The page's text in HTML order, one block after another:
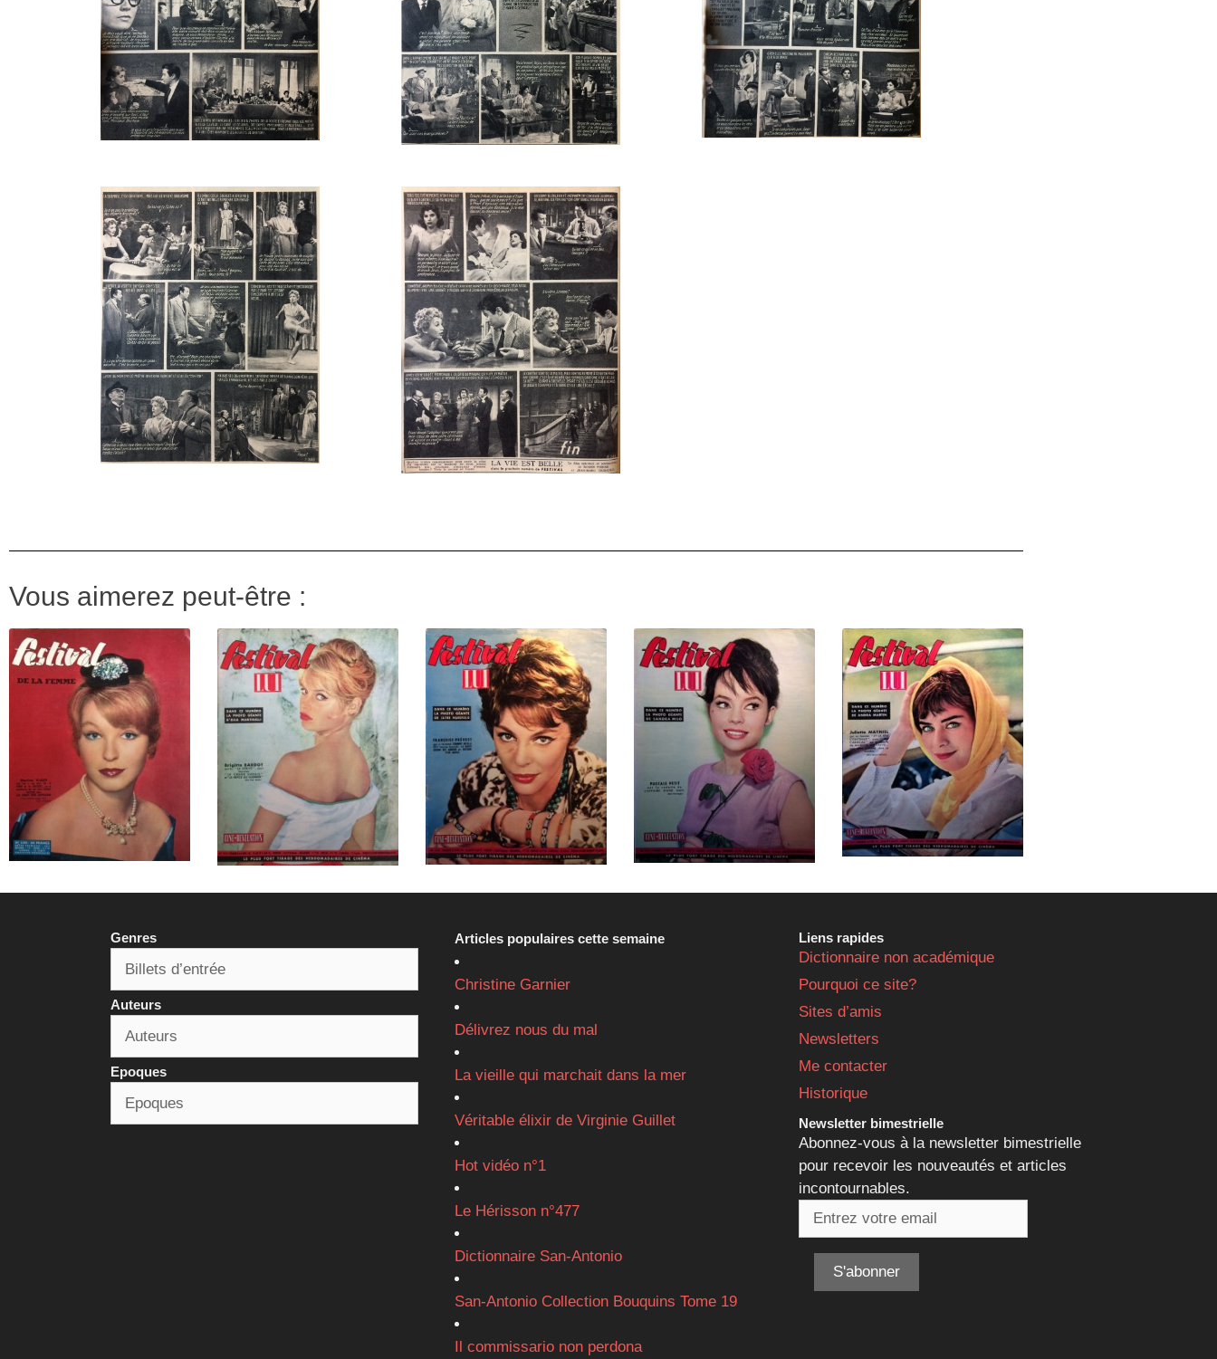
Vous aimerez peut-être :
Genres
Auteurs
Epoques
Articles populaires cette semaine
Christine Garnier
Délivrez nous du mal
La vieille qui marchait dans la mer
Véritable élixir de Virginie Guillet
Hot vidéo n°1
Le Hérisson n°477
Dictionnaire San-Antonio
San-Antonio Collection Bouquins Tome 19
Il commissario non perdona
Liens rapides
Dictionnaire non académique
Pourquoi ce site?
Sites d’amis
Newsletters
Me contacter
Historique
Newsletter bimestrielle
Abonnez-vous à la newsletter bimestrielle
pour recevoir les nouveautés et articles
incontournables.